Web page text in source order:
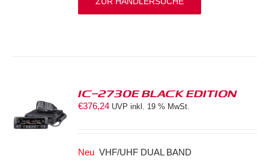
IC-2730E BLACK EDITION
€376,24 UVP inkl. 19 % MwSt.
Neu VHF/UHF DUAL BAND